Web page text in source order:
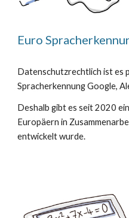
Euro
Datenschutzrechtlich ist es
Spracherkennung Google,
Deshalb gibt es seit 2020
Europäern in
entwickelt wurde.